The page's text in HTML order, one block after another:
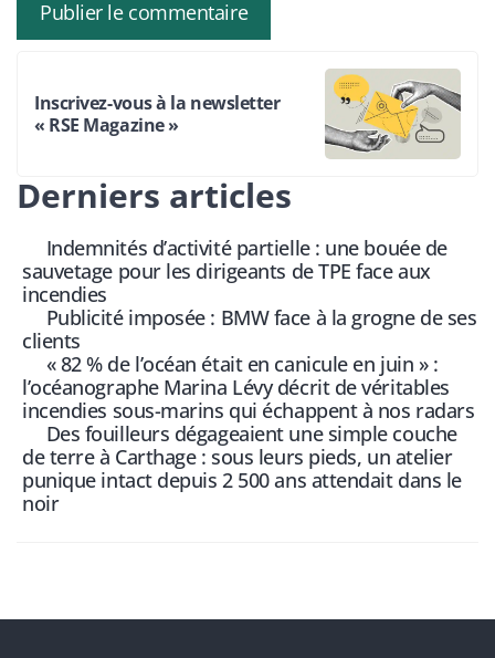
Inscrivez-vous à la newsletter
« RSE Magazine »
Derniers articles
Indemnités d’activité partielle : une bouée de
sauvetage pour les dirigeants de TPE face aux
incendies
Publicité imposée : BMW face à la grogne de ses
clients
« 82 % de l’océan était en canicule en juin » :
l’océanographe Marina Lévy décrit de véritables
incendies sous-marins qui échappent à nos radars
Des fouilleurs dégageaient une simple couche
de terre à Carthage : sous leurs pieds, un atelier
punique intact depuis 2 500 ans attendait dans le
noir